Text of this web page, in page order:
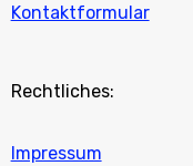
Kontaktformular
Rechtliches:
Impressum